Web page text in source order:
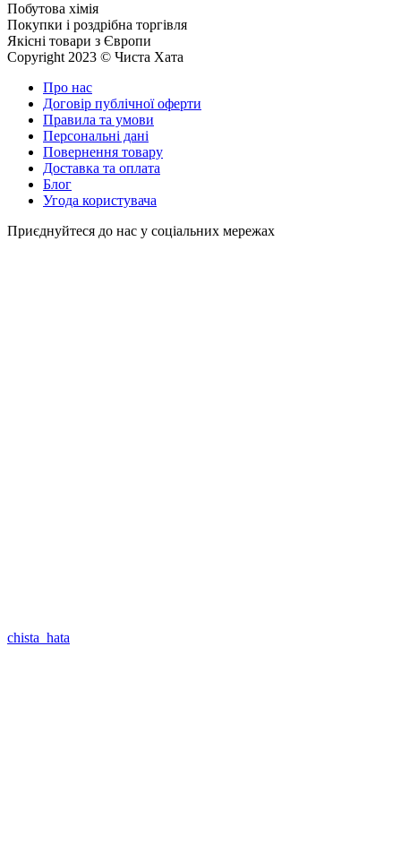
Побутова хімія
Покупки і роздрібна торгівля
Якісні товари з Європи
Copyright 2023 © Чиста Хата
Про нас
Договір публічної оферти
Правила та умови
Персональні дані
Повернення товару
Доставка та оплата
Блог
Угода користувача
Приєднуйтеся до нас у соціальних мережах
chista_hata